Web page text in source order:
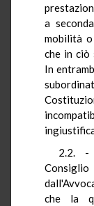
a
mobilità o
che in ciò
In
2.2. -
che la